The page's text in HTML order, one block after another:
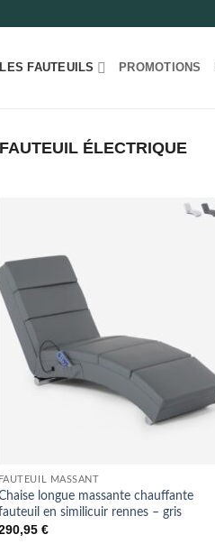
FAUTEUILS PROMOTIONS
FAUTEUIL ÉLECTRIQUE
FAUTEUIL MASSANT
longue massante chauffante
en similicuir rennes – gris
€